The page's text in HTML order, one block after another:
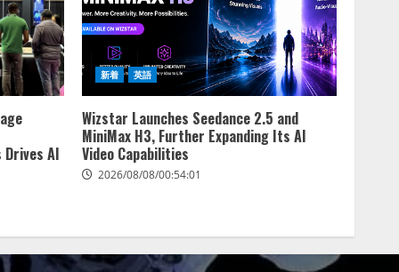
AI
新着 英語
Wizstar Launches Seedance 2.5 and
MiniMax H3, Further Expanding Its AI
Video Capabilities
2026/08/08/00:54:01